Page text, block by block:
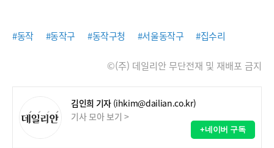
#동작 #동작구 #동작구청 #서울동작구 #집수리
©(주) 데일리안 무단전재 및 재배포 금지
김인희 기자 (ihkim@dailian.co.kr)
기사 모아 보기 >
+네이버 구독